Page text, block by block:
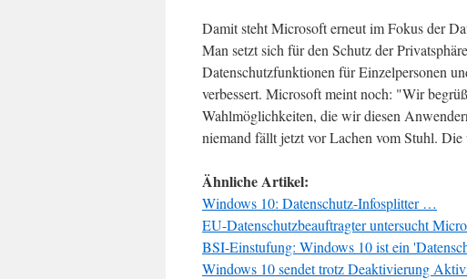
Damit steht Microsoft erneut im Fokus der
Man setzt sich für den Schutz der
Datenschutzfunktionen für Einzelpersonen
verbessert. Microsoft meint noch: "Wir
Wahlmöglichkeiten, die wir diesen
niemand fällt jetzt vor Lachen vom Stuhl.
Ähnliche Artikel:
Windows 10: Datenschutz-Infosplitter …
EU-Datenschutzbeauftragter untersucht
BSI-Einstufung: Windows 10 ist ein
Windows 10 sendet trotz Deaktivierung